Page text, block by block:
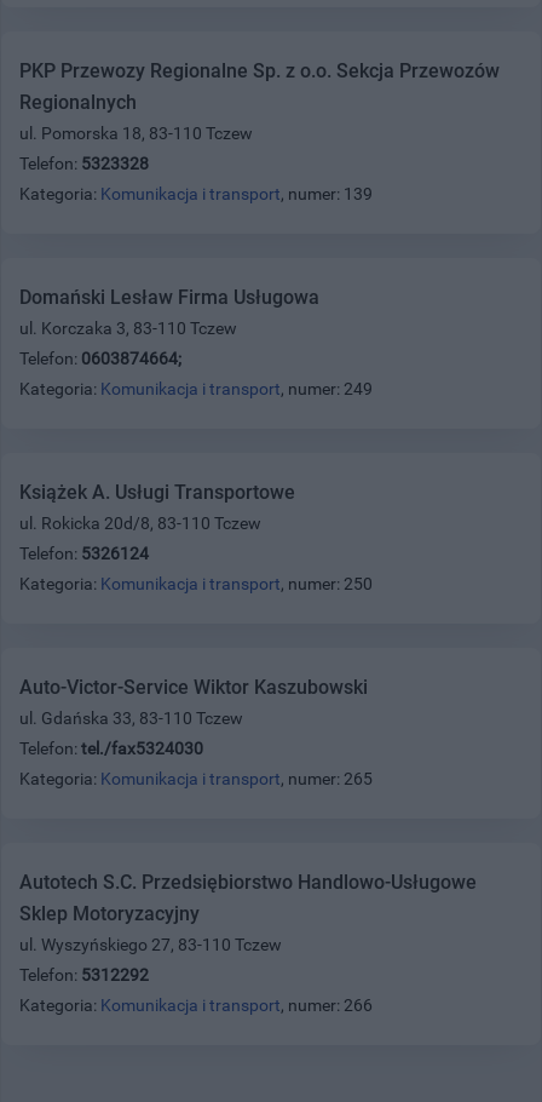
PKP Przewozy Regionalne Sp. z o.o. Sekcja Przewozów
Regionalnych
ul. Pomorska 18, 83-110 Tczew
Telefon: 5323328
Kategoria: Komunikacja i transport, numer: 139
Domański Lesław Firma Usługowa
ul. Korczaka 3, 83-110 Tczew
Telefon: 0603874664;
Kategoria: Komunikacja i transport, numer: 249
Książek A. Usługi Transportowe
ul. Rokicka 20d/8, 83-110 Tczew
Telefon: 5326124
Kategoria: Komunikacja i transport, numer: 250
Auto-Victor-Service Wiktor Kaszubowski
ul. Gdańska 33, 83-110 Tczew
Telefon: tel./fax5324030
Kategoria: Komunikacja i transport, numer: 265
Autotech S.C. Przedsiębiorstwo Handlowo-Usługowe
Sklep Motoryzacyjny
ul. Wyszyńskiego 27, 83-110 Tczew
Telefon: 5312292
Kategoria: Komunikacja i transport, numer: 266